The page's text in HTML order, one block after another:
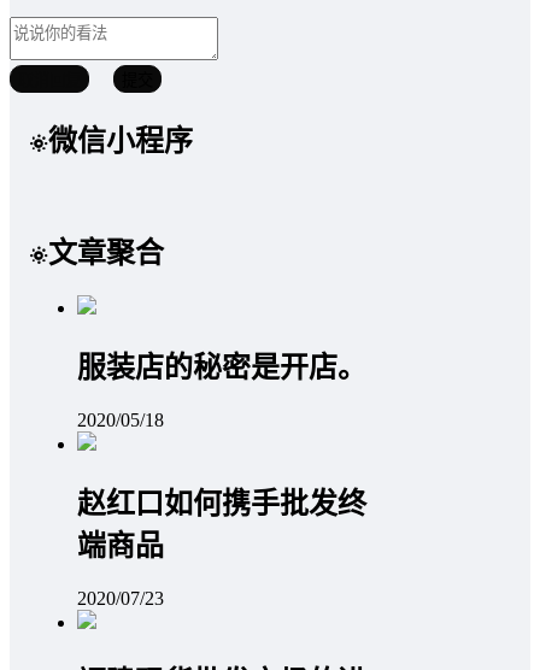
微信小程序
文章聚合
服装店的秘密是开店。
2020/05/18
赵红口如何携手批发终
端商品
2020/07/23